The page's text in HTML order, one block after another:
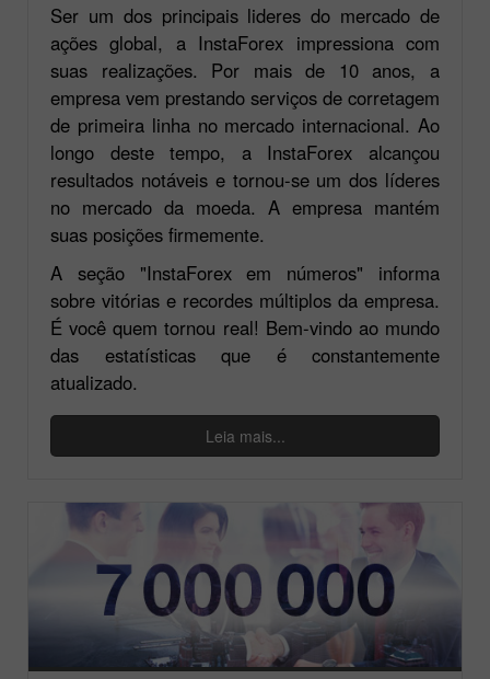
Ser um dos principais lideres do mercado de
ações global, a InstaForex impressiona com
suas realizações. Por mais de 10 anos, a
empresa vem prestando serviços de corretagem
de primeira linha no mercado internacional. Ao
longo deste tempo, a InstaForex alcançou
resultados notáveis e tornou-se um dos líderes
no mercado da moeda. A empresa mantém
suas posições firmemente.
A seção "InstaForex em números" informa
sobre vitórias e recordes múltiplos da empresa.
É você quem tornou real! Bem-vindo ao mundo
das estatísticas que é constantemente
atualizado.
Leia mais...